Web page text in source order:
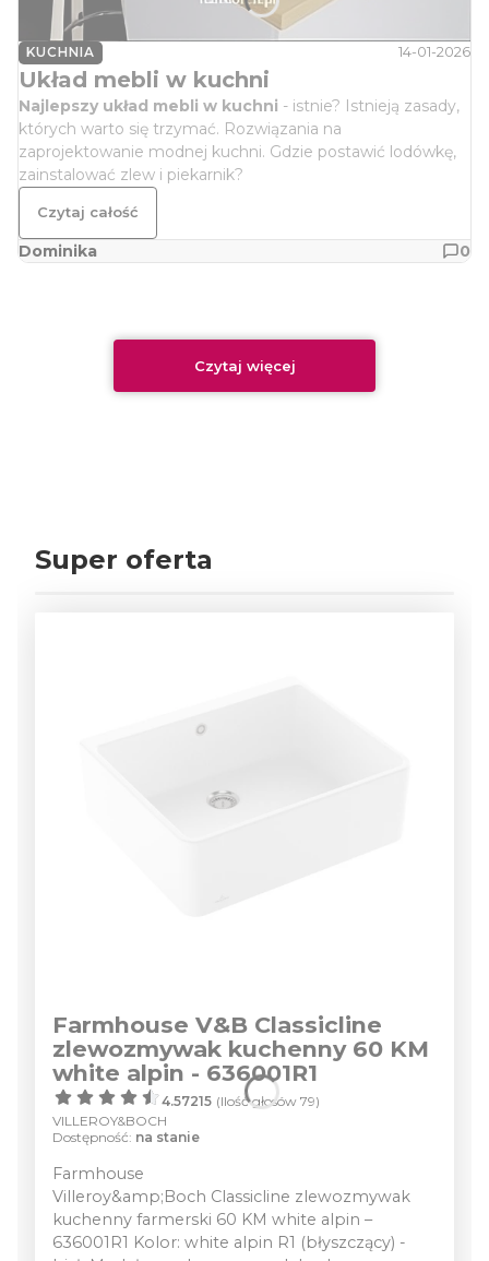
KUCHNIA 14-01-2026
Układ mebli w kuchni
Najlepszy układ mebli w kuchni - istnie? Istnieją zasady,
których warto się trzymać. Rozwiązania na
zaprojektowanie modnej kuchni. Gdzie postawić lodówkę,
zainstalować zlew i piekarnik?
Czytaj całość
Dominika 0
Czytaj więcej
Super oferta
Farmhouse V&B Classicline
zlewozmywak kuchenny 60 KM
white alpin - 636001R1
4.57215 (Ilość głosów 79)
VILLEROY&BOCH
Dostępność: na stanie
Farmhouse
Villeroy&amp;Boch Classicline zlewozmywak
kuchenny farmerski 60 KM white alpin –
636001R1 Kolor: white alpin R1 (błyszczący) -